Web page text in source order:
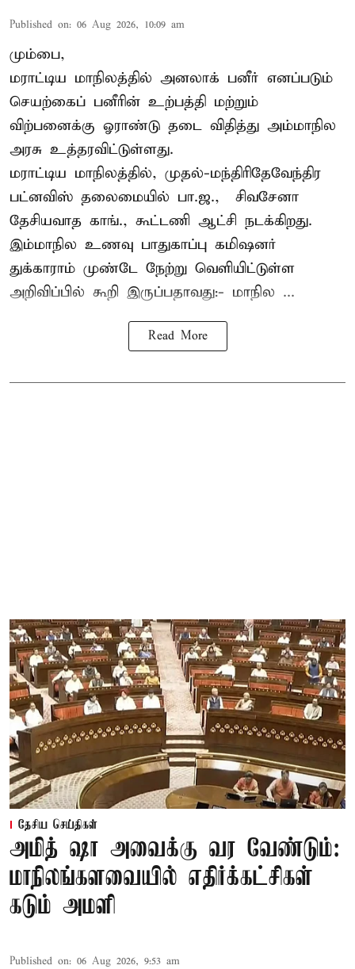
Published on: 06 Aug 2026, 10:09 am
மும்பை,
மராட்டிய மாநிலத்தில் அனலாக் பனீர் எனப்படும்
செயற்கைப் பனீரின் உற்பத்தி மற்றும்
விற்பனைக்கு ஓராண்டு தடை விதித்து அம்மாநில
அரசு உத்தரவிட்டுள்ளது.
மராட்டிய மாநிலத்தில், முதல்-மந்திரிதேவேந்திர
பட்னவிஸ் தலைமையில் பா.ஜ., – சிவசேனா –
தேசியவாத காங்., கூட்டணி ஆட்சி நடக்கிறது.
இம்மாநில உணவு பாதுகாப்பு கமிஷனர்
துக்காராம் முண்டே நேற்று வெளியிட்டுள்ள
அறிவிப்பில் கூறி இருப்பதாவது:- மாநில ...
Read More
தேசிய செய்திகள்
அமித் ஷா அவைக்கு வர வேண்டும்:
மாநிலங்களவையில் எதிர்க்கட்சிகள்
கடும் அமளி
Published on: 06 Aug 2026, 9:53 am